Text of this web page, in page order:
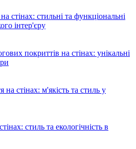
стінах: стильні та функціональні
інтер'єру
покриттів на стінах: унікальні
на стінах: м'якість та стиль у
стиль та екологічність в